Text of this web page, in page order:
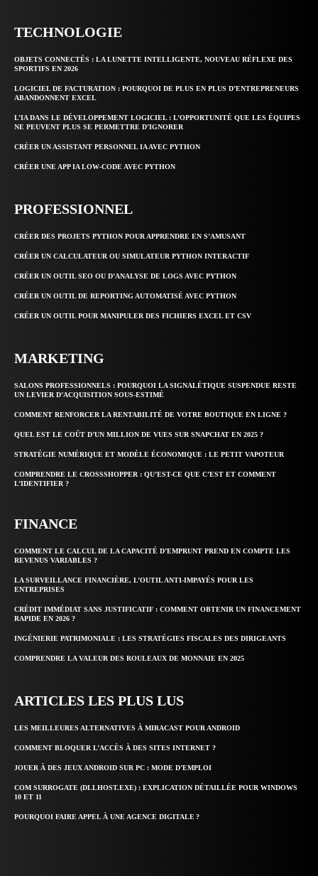
TECHNOLOGIE
OBJETS CONNECTÉS : LA LUNETTE INTELLIGENTE, NOUVEAU RÉFLEXE DES
SPORTIFS EN 2026
LOGICIEL DE FACTURATION : POURQUOI DE PLUS EN PLUS D’ENTREPRENEURS
ABANDONNENT EXCEL
L’IA DANS LE DÉVELOPPEMENT LOGICIEL : L’OPPORTUNITÉ QUE LES ÉQUIPES
NE PEUVENT PLUS SE PERMETTRE D’IGNORER
CRÉER UN ASSISTANT PERSONNEL IA AVEC PYTHON
CRÉER UNE APP IA LOW-CODE AVEC PYTHON
PROFESSIONNEL
CRÉER DES PROJETS PYTHON POUR APPRENDRE EN S’AMUSANT
CRÉER UN CALCULATEUR OU SIMULATEUR PYTHON INTERACTIF
CRÉER UN OUTIL SEO OU D’ANALYSE DE LOGS AVEC PYTHON
CRÉER UN OUTIL DE REPORTING AUTOMATISÉ AVEC PYTHON
CRÉER UN OUTIL POUR MANIPULER DES FICHIERS EXCEL ET CSV
MARKETING
SALONS PROFESSIONNELS : POURQUOI LA SIGNALÉTIQUE SUSPENDUE RESTE
UN LEVIER D’ACQUISITION SOUS-ESTIMÉ
COMMENT RENFORCER LA RENTABILITÉ DE VOTRE BOUTIQUE EN LIGNE ?
QUEL EST LE COÛT D’UN MILLION DE VUES SUR SNAPCHAT EN 2025 ?
STRATÉGIE NUMÉRIQUE ET MODÈLE ÉCONOMIQUE : LE PETIT VAPOTEUR
COMPRENDRE LE CROSSSHOPPER : QU’EST-CE QUE C’EST ET COMMENT
L’IDENTIFIER ?
FINANCE
COMMENT LE CALCUL DE LA CAPACITÉ D’EMPRUNT PREND EN COMPTE LES
REVENUS VARIABLES ?
LA SURVEILLANCE FINANCIÈRE, L’OUTIL ANTI-IMPAYÉS POUR LES
ENTREPRISES
CRÉDIT IMMÉDIAT SANS JUSTIFICATIF : COMMENT OBTENIR UN FINANCEMENT
RAPIDE EN 2026 ?
INGÉNIERIE PATRIMONIALE : LES STRATÉGIES FISCALES DES DIRIGEANTS
COMPRENDRE LA VALEUR DES ROULEAUX DE MONNAIE EN 2025
ARTICLES LES PLUS LUS
LES MEILLEURES ALTERNATIVES À MIRACAST POUR ANDROID
COMMENT BLOQUER L’ACCÈS À DES SITES INTERNET ?
JOUER À DES JEUX ANDROID SUR PC : MODE D’EMPLOI
COM SURROGATE (DLLHOST.EXE) : EXPLICATION DÉTAILLÉE POUR WINDOWS
10 ET 11
POURQUOI FAIRE APPEL À UNE AGENCE DIGITALE ?